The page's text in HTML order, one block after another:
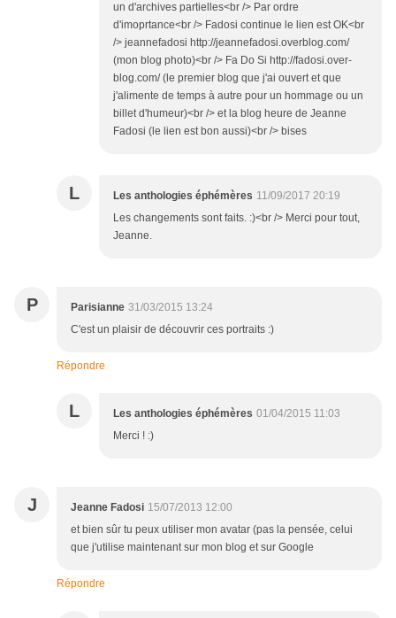
un d'archives partielles<br /> Par ordre
d'imoprtance<br /> Fadosi continue le lien est OK<br
/> jeannefadosi http://jeannefadosi.overblog.com/
(mon blog photo)<br /> Fa Do Si http://fadosi.over-
blog.com/ (le premier blog que j'ai ouvert et que
j'alimente de temps à autre pour un hommage ou un
billet d'humeur)<br /> et la blog heure de Jeanne
Fadosi (le lien est bon aussi)<br /> bises
L Les anthologies éphémères 11/09/2017 20:19
Les changements sont faits. :)<br /> Merci pour tout,
Jeanne.
P Parisianne 31/03/2015 13:24
C'est un plaisir de découvrir ces portraits :)
Répondre
L Les anthologies éphémères 01/04/2015 11:03
Merci ! :)
J Jeanne Fadosi 15/07/2013 12:00
et bien sûr tu peux utiliser mon avatar (pas la pensée, celui
que j'utilise maintenant sur mon blog et sur Google
Répondre